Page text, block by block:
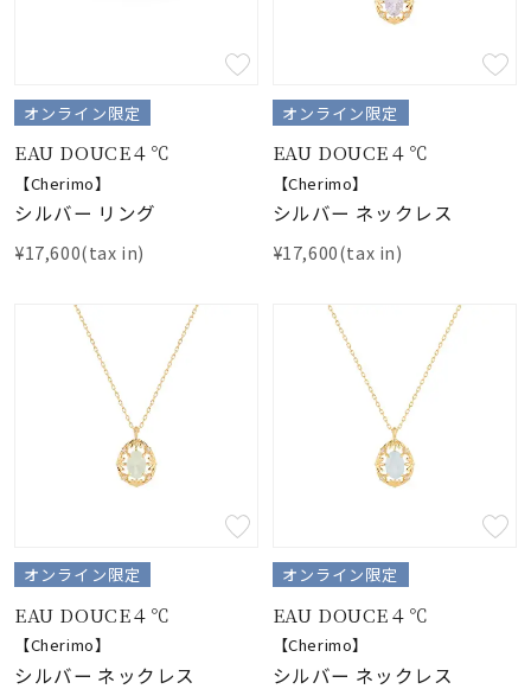
オンライン限定
EAU DOUCE４℃
【Cherimo】
シルバー リング
¥17,600(tax in)
オンライン限定
EAU DOUCE４℃
【Cherimo】
シルバー ネックレス
¥17,600(tax in)
オンライン限定
EAU DOUCE４℃
【Cherimo】
シルバー ネックレス
オンライン限定
EAU DOUCE４℃
【Cherimo】
シルバー ネックレス